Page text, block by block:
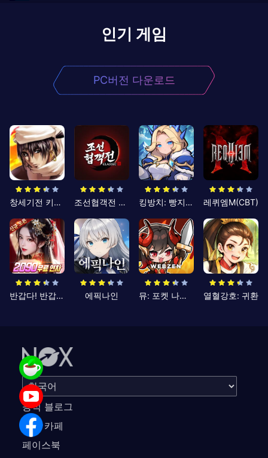
인기 게임
PC버전 다운로드
창세기전 키우기 조선협객전 클래식 킹방치: 빵지의 제왕 레퀴엠M(CBT)
반갑다! 반갑삼국지 에픽나인 뮤: 포켓 나이츠 열혈강호: 귀환
공식 블로그
공식 카페
페이스북